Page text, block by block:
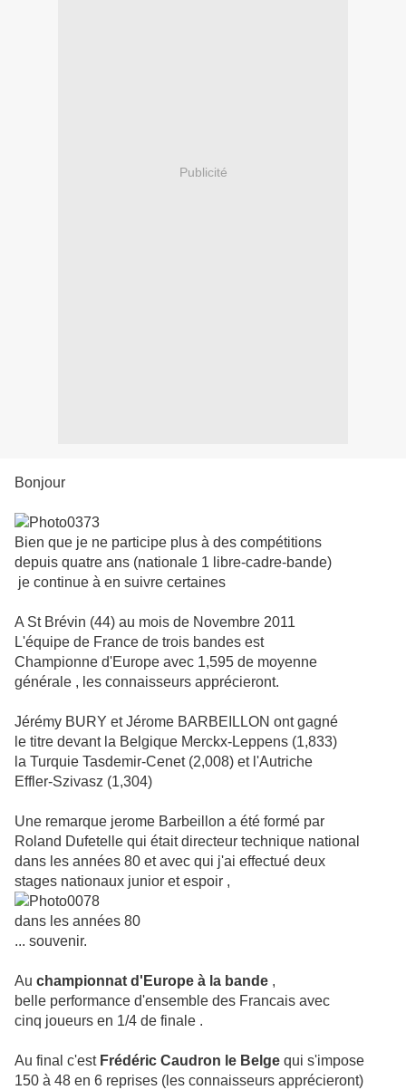
Publicité
Bonjour
Bien que je ne participe plus à des compétitions
depuis quatre ans (nationale 1 libre-cadre-bande)
je continue à en suivre certaines
A St Brévin (44) au mois de Novembre 2011
L'équipe de France de trois bandes est
Championne d'Europe avec 1,595 de moyenne
générale , les connaisseurs apprécieront.
Jérémy BURY et Jérome BARBEILLON ont gagné
le titre devant la Belgique Merckx-Leppens (1,833)
la Turquie Tasdemir-Cenet (2,008) et l'Autriche
Effler-Szivasz (1,304)
Une remarque jerome Barbeillon a été formé par
Roland Dufetelle qui était directeur technique national
dans les années 80 et avec qui j'ai effectué deux
stages nationaux junior et espoir ,
dans les années 80
... souvenir.
Au championnat d'Europe à la bande ,
belle performance d'ensemble des Francais avec
cinq joueurs en 1/4 de finale .
Au final c'est Frédéric Caudron le Belge qui s'impose
150 à 48 en 6 reprises (les connaisseurs apprécieront)